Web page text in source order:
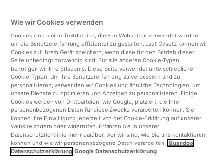
Italien
Finnland
Vereinigtes Königreich
Türkei
Niederlande
Singapur
Wie wir Cookies verwenden
Cookies sind kleine Textdateien, die von Webseiten verwendet werden,
um die Benutzererfahrung effizienter zu gestalten. Laut Gesetz können wir
Cookies auf Ihrem Gerät speichern, wenn diese für den Betrieb dieser
Seite unbedingt notwendig sind. Für alle anderen Cookie-Typen
benötigen wir Ihre Erlaubnis. Diese Seite verwendet unterschiedliche
Cookie-Typen. Um Ihre Benutzererfahrung zu verbessern und zu
personalisieren, verwenden wir Cookies und ähnliche Technologien, um
unsere Dienste zu optimieren und Anzeigen zu personalisieren. Einige
Cookies werden von Drittparteien, wie Google, platziert, die Ihre
personenbezogenen Daten für diese Zwecke verarbeiten können. Sie
können Ihre Einwilligung jederzeit von der Cookie-Erklärung auf unserer
Website ändern oder widerrufen. Erfahren Sie in unserer
Datenschutzrichtlinie mehr darüber, wer wir sind, wie Sie uns kontaktieren
können und wie wir personenbezogene Daten verarbeiten. Quandoo
Datenschutzerklärung Google Datenschutzerklärung